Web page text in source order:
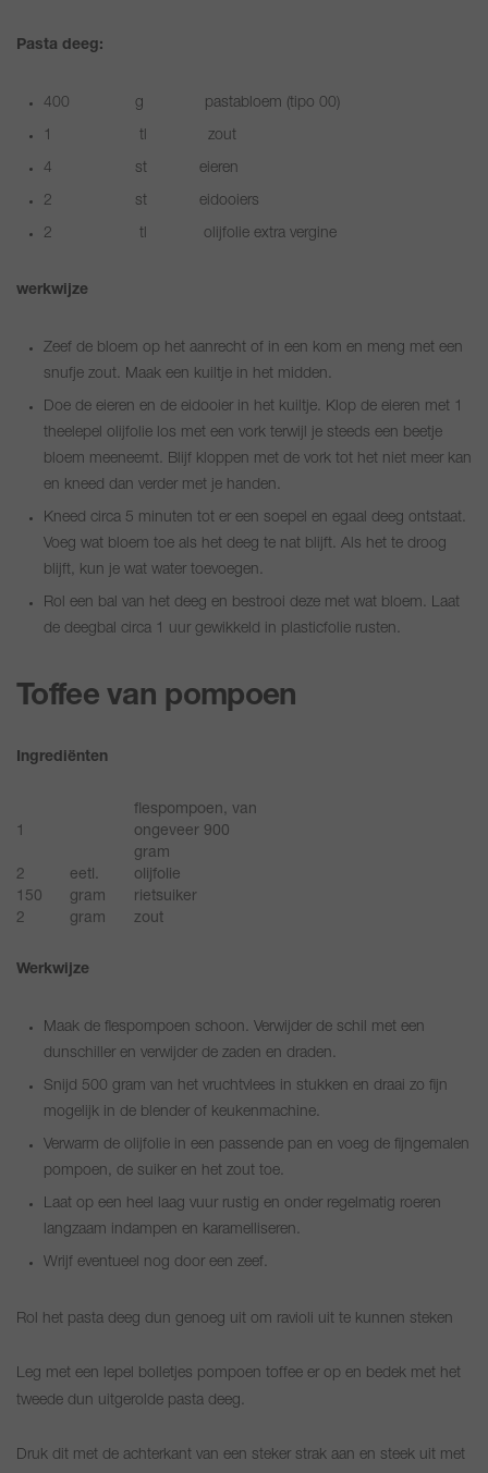
Pasta deeg:
400 g pastabloem (tipo 00)
1 tl zout
4 st eieren
2 st eidooiers
2 tl olijfolie extra vergine
werkwijze
Zeef de bloem op het aanrecht of in een kom en meng met een
snufje zout. Maak een kuiltje in het midden.
Doe de eieren en de eidooier in het kuiltje. Klop de eieren met 1
theelepel olijfolie los met een vork terwijl je steeds een beetje
bloem meeneemt. Blijf kloppen met de vork tot het niet meer kan
en kneed dan verder met je handen.
Kneed circa 5 minuten tot er een soepel en egaal deeg ontstaat.
Voeg wat bloem toe als het deeg te nat blijft. Als het te droog
blijft, kun je wat water toevoegen.
Rol een bal van het deeg en bestrooi deze met wat bloem. Laat
de deegbal circa 1 uur gewikkeld in plasticfolie rusten.
Toffee van pompoen
Ingrediënten
1
flespompoen, van
ongeveer 900
gram
2
eetl.
olijfolie
150
gram
rietsuiker
2
gram zout
Werkwijze
Maak de flespompoen schoon. Verwijder de schil met een
dunschiller en verwijder de zaden en draden.
Snijd 500 gram van het vruchtvlees in stukken en draai zo fijn
mogelijk in de blender of keukenmachine.
Verwarm de olijfolie in een passende pan en voeg de fijngemalen
pompoen, de suiker en het zout toe.
Laat op een heel laag vuur rustig en onder regelmatig roeren
langzaam indampen en karamelliseren.
Wrijf eventueel nog door een zeef.
Rol het pasta deeg dun genoeg uit om ravioli uit te kunnen steken
Leg met een lepel bolletjes pompoen toffee er op en bedek met het
tweede dun uitgerolde pasta deeg.
Druk dit met de achterkant van een steker strak aan en steek uit met